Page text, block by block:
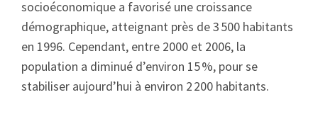
socioéconomique a favorisé une croissance
démographique, atteignant près de 3 500 habitants
en 1996. Cependant, entre 2000 et 2006, la
population a diminué d’environ 15 %, pour se
stabiliser aujourd’hui à environ 2 200 habitants.